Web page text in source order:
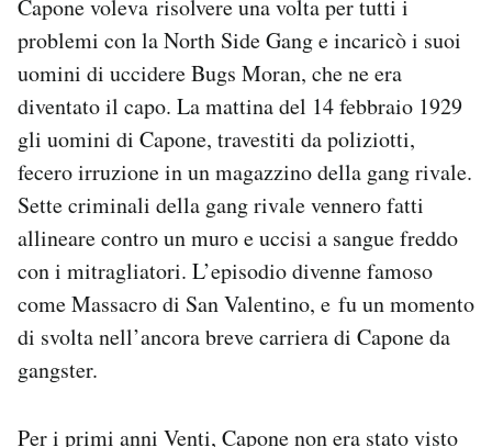
Capone voleva risolvere una volta per tutti i
problemi con la North Side Gang e incaricò i suoi
uomini di uccidere Bugs Moran, che ne era
diventato il capo. La mattina del 14 febbraio 1929
gli uomini di Capone, travestiti da poliziotti,
fecero irruzione in un magazzino della gang rivale.
Sette criminali della gang rivale vennero fatti
allineare contro un muro e uccisi a sangue freddo
con i mitragliatori. L’episodio divenne famoso
come Massacro di San Valentino, e fu un momento
di svolta nell’ancora breve carriera di Capone da
gangster.
Per i primi anni Venti, Capone non era stato visto